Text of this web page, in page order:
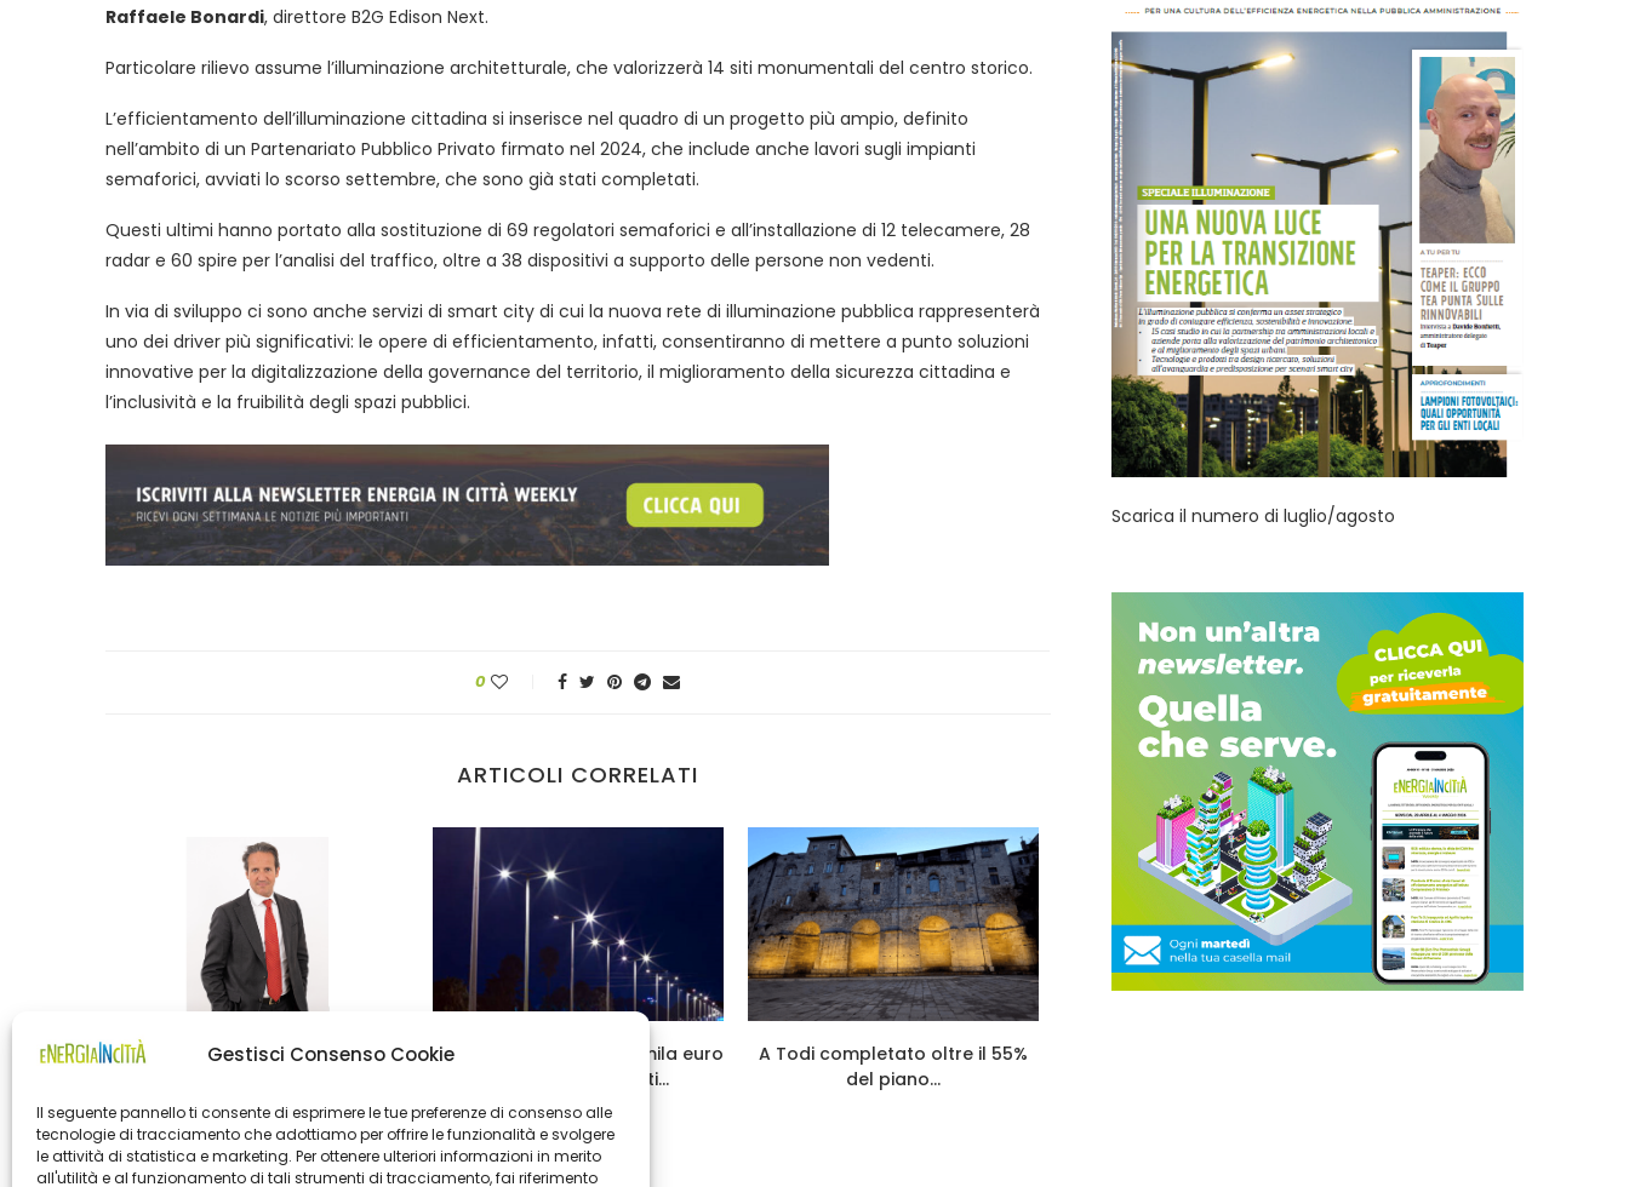
Gestisci Consenso Cookie
Il seguente pannello ti consente di esprimere le tue preferenze di consenso alle
tecnologie di tracciamento che adottiamo per offrire le funzionalità e svolgere
le attività di statistica e marketing. Per ottenere ulteriori informazioni in merito
all'utilità e al funzionamento di tali strumenti di tracciamento, fai riferimento
Raffaele Bonardi, direttore B2G Edison Next.
Particolare rilievo assume l’illuminazione architetturale, che valorizzerà 14 siti monumentali del centro storico.
L’efficientamento dell’illuminazione cittadina si inserisce nel quadro di un progetto più ampio, definito
nell’ambito di un Partenariato Pubblico Privato firmato nel 2024, che include anche lavori sugli impianti
semaforici, avviati lo scorso settembre, che sono già stati completati.
Questi ultimi hanno portato alla sostituzione di 69 regolatori semaforici e all’installazione di 12 telecamere, 28
radar e 60 spire per l’analisi del traffico, oltre a 38 dispositivi a supporto delle persone non vedenti.
In via di sviluppo ci sono anche servizi di smart city di cui la nuova rete di illuminazione pubblica rappresenterà
uno dei driver più significativi: le opere di efficientamento, infatti, consentiranno di mettere a punto soluzioni
innovative per la digitalizzazione della governance del territorio, il miglioramento della sicurezza cittadina e
l’inclusività e la fruibilità degli spazi pubblici.
0
ARTICOLI CORRELATI
CiviSmart ha raggiunto 500 mila
Comune di Vercelli: 730mila euro
per nuovi interventi...
A Todi completato oltre il 55%
del piano...
Scarica il numero di luglio/agosto